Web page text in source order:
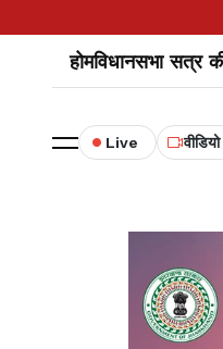
होमविधानसभा सत्र
Live वीडियो